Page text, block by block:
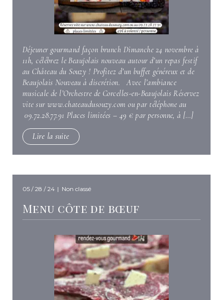
Déjeuner gourmand façon brunch Dimanche 24 novembre à
11h, célébrez le Beaujolais nouveau autour d’un repas festif
au Château du Souzy ! Profitez d’un buffet généreux et de
Beaujolais Nouveau à discrétion. Avec l’ambiance
musicale de l’Orchestre de Corcelles-en-Beaujolais Réservez
vite sur www.chateaudusouzy.com ou par téléphone au
09.72.28.77.91 Places limitées – 49 € par personne, à […]
Lire la suite
05 / 28 / 24 | Non classé
Menu côte de bœuf